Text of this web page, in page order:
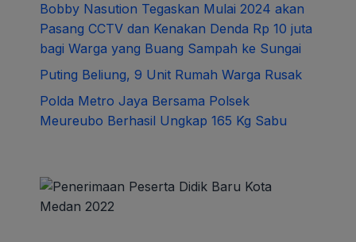
Bobby Nasution Tegaskan Mulai 2024 akan
Pasang CCTV dan Kenakan Denda Rp 10 juta
bagi Warga yang Buang Sampah ke Sungai
Puting Beliung, 9 Unit Rumah Warga Rusak
Polda Metro Jaya Bersama Polsek
Meureubo Berhasil Ungkap 165 Kg Sabu